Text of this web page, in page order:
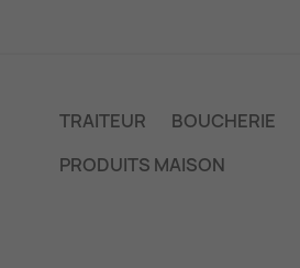
TRAITEUR BOUCHERIE
PRODUITS MAISON